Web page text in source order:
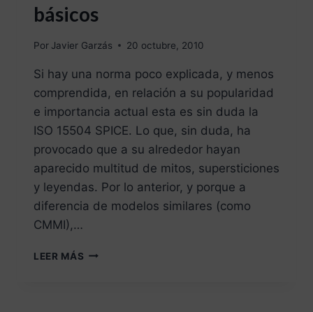
básicos
Por Javier Garzás 20 octubre, 2010
Si hay una norma poco explicada, y menos
comprendida, en relación a su popularidad
e importancia actual esta es sin duda la
ISO 15504 SPICE. Lo que, sin duda, ha
provocado que a su alrededor hayan
aparecido multitud de mitos, supersticiones
y leyendas. Por lo anterior, y porque a
diferencia de modelos similares (como
CMMI),…
LEER MÁS